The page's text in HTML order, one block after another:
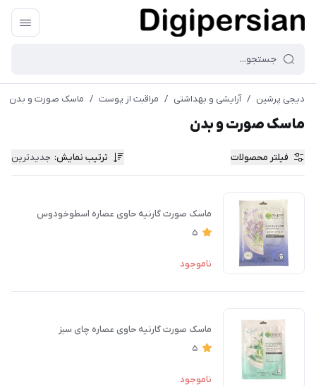
دیجی پرشین / آرایشی و بهداشتی / مراقبت از پوست / ماسک صورت و بدن
ماسک صورت و بدن
فیلتر محصولات ترتیب نمایش: جدیدترین
ماسک صورت گارنیه حاوی عصاره اسطوخودوس
5
ناموجود
ماسک صورت گارنیه حاوی عصاره چای سبز
5
ناموجود